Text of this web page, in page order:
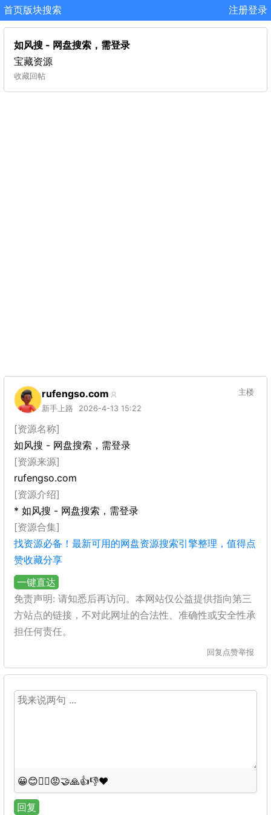
首页版块搜索 注册登录
如风搜 - 网盘搜索，需登录
宝藏资源
收藏回帖
rufengso.com
新手上路 2026-4-13 15:22
主楼
[资源名称]
如风搜 - 网盘搜索，需登录
[资源来源]
rufengso.com
[资源介绍]
* 如风搜 - 网盘搜索，需登录
[资源合集]
找资源必备！最新可用的网盘资源搜索引擎整理，值得点
赞收藏分享
一键直达
免责声明: 请知悉后再访问。本网站仅公益提供指向第三
方站点的链接，不对此网址的合法性、准确性或安全性承
担任何责任。
回复 点赞举报
😀😊😵‍💫😡🤝🙏👍👎❤️
回复